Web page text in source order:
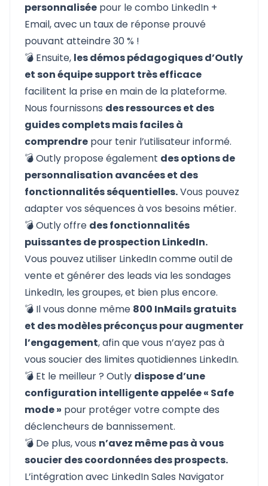
personnalisée pour le combo LinkedIn +
Email, avec un taux de réponse prouvé
pouvant atteindre 30 % !
💣 Ensuite, les démos pédagogiques d’Outly
et son équipe support très efficace
facilitent la prise en main de la plateforme.
Nous fournissons des ressources et des
guides complets mais faciles à
comprendre pour tenir l’utilisateur informé.
💣 Outly propose également des options de
personnalisation avancées et des
fonctionnalités séquentielles.Vous pouvez
adapter vos séquences à vos besoins métier.
💣 Outly offre des fonctionnalités
puissantes de prospection LinkedIn.
Vous pouvez utiliser LinkedIn comme outil de
venteet générer des leads via les sondages
LinkedIn, les groupes, et bien plus encore.
💣 Il vous donne même 800 InMails gratuits
et des modèles préconçus pour augmenter
l’engagement, afin que vous n’ayez pas à
vous soucier des limites quotidiennes LinkedIn.
💣 Et le meilleur ? Outly dispose d’une
configuration intelligente appelée « Safe
mode » pour protéger votre compte des
déclencheurs de bannissement.
💣 De plus, vous n’avez même pas à vous
soucier des coordonnées des prospects.
L’intégration avec LinkedIn Sales Navigator